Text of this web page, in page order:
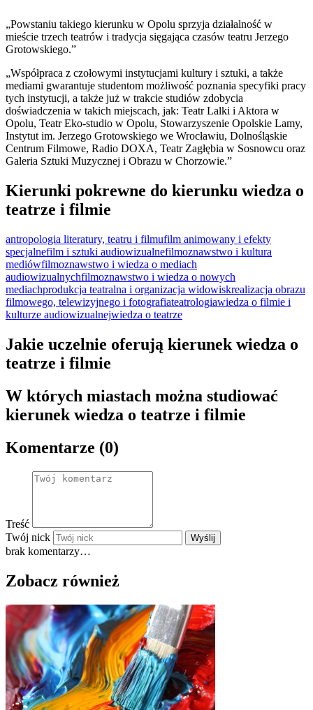
„Powstaniu takiego kierunku w Opolu sprzyja działalność w
mieście trzech teatrów i tradycja sięgająca czasów teatru Jerzego
Grotowskiego.”
„Współpraca z czołowymi instytucjami kultury i sztuki, a także
mediami gwarantuje studentom możliwość poznania specyfiki pracy
tych instytucji, a także już w trakcie studiów zdobycia
doświadczenia w takich miejscach, jak: Teatr Lalki i Aktora w
Opolu, Teatr Eko-studio w Opolu, Stowarzyszenie Opolskie Lamy,
Instytut im. Jerzego Grotowskiego we Wrocławiu, Dolnośląskie
Centrum Filmowe, Radio DOXA, Teatr Zagłębia w Sosnowcu oraz
Galeria Sztuki Muzycznej i Obrazu w Chorzowie.”
Kierunki pokrewne do kierunku wiedza o
teatrze i filmie
antropologia literatury, teatru i filmufilm animowany i efekty
specjalnefilm i sztuki audiowizualnefilmoznawstwo i kultura
mediówfilmoznawstwo i wiedza o mediach
audiowizualnychfilmoznawstwo i wiedza o nowych
mediachprodukcja teatralna i organizacja widowiskrealizacja obrazu
filmowego, telewizyjnego i fotografiateatrologiawiedza o filmie i
kulturze audiowizualnejwiedza o teatrze
Jakie uczelnie oferują kierunek wiedza o
teatrze i filmie
W których miastach można studiować
kierunek wiedza o teatrze i filmie
Komentarze (0)
Treść
Twój nick
Wyślij
brak komentarzy…
Zobacz również